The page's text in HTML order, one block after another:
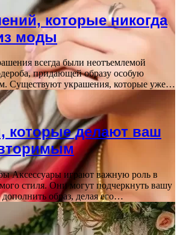
которые никогда
моды
всегда были неотъемлемой
придающей образу особую
Существуют украшения, которые уже…
которые делают ваш
Аксессуары играют важную роль в
стиля. Они могут подчеркнуть вашу
образ, делая его…